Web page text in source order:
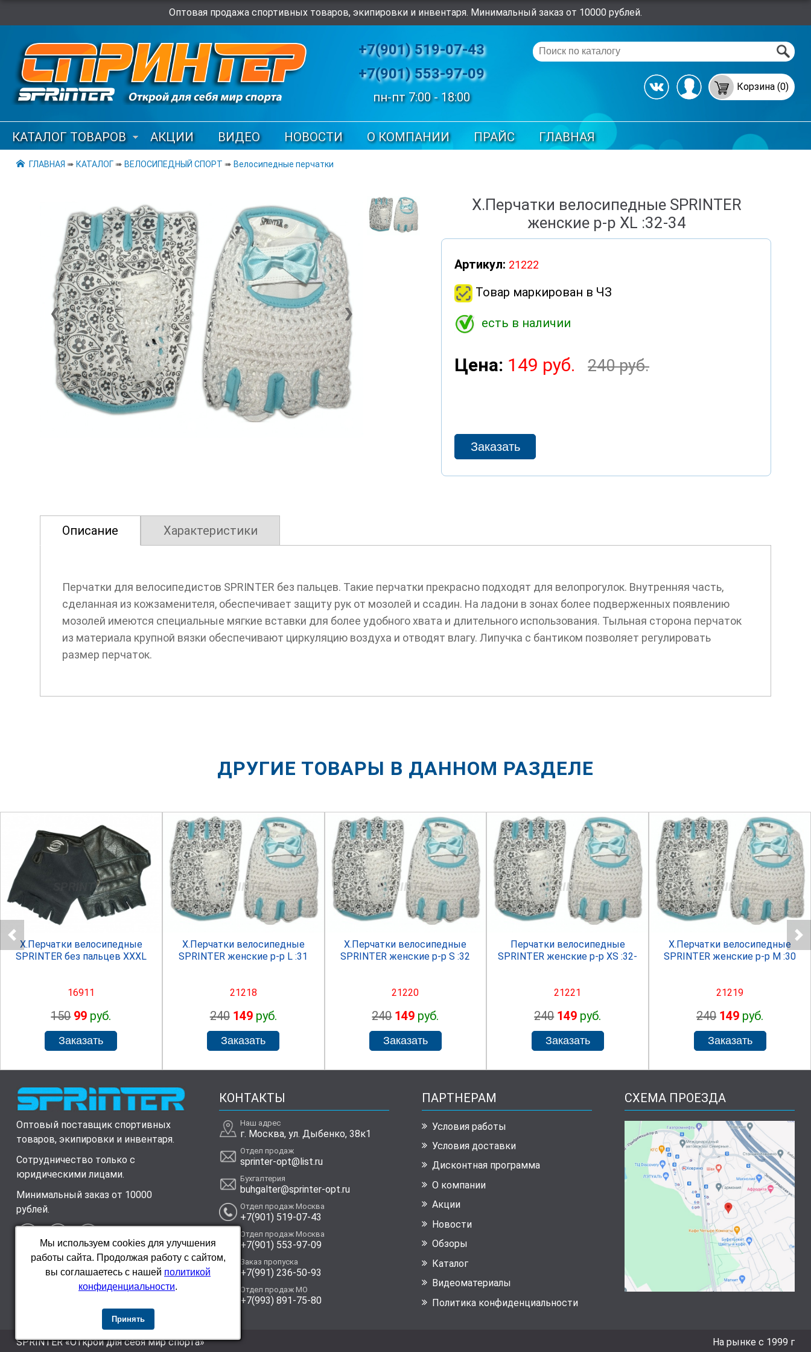
Мы используем cookies для улучшения
работы сайта. Продолжая работу с сайтом,
вы соглашаетесь с нашей политикой
конфиденциальности.
Принять
Оптовая продажа спортивных товаров, экипировки и инвентаря. Минимальный заказ от 10000 рублей.
+7(901) 519-07-43
+7(901) 553-97-09
пн-пт 7:00 - 18:00
Корзина (0)
КАТАЛОГ ТОВАРОВ АКЦИИ ВИДЕО НОВОСТИ О КОМПАНИИ ПРАЙС ГЛАВНАЯ
ГЛАВНАЯ ➠ КАТАЛОГ➠ ВЕЛОСИПЕДНЫЙ СПОРТ ➠ Велосипедные перчатки
❮ ❯
Х.Перчатки велосипедные SPRINTER
женские р-р ХL :32-34
Артикул: 21222
Товар маркирован в ЧЗ
есть в наличии
Цена: 149 руб. 240 руб.
Описание Характеристики
Перчатки для велосипедистов SPRINTER без пальцев. Такие перчатки прекрасно подходят для велопрогулок. Внутренняя часть,
сделанная из кожзаменителя, обеспечивает защиту рук от мозолей и ссадин. На ладони в зонах более подверженных появлению
мозолей имеются специальные мягкие вставки для более удобного хвата и длительного использования. Тыльная сторона перчаток
из материала крупной вязки обеспечивают циркуляцию воздуха и отводят влагу. Липучка с бантиком позволяет регулировать
размер перчаток.
ДРУГИЕ ТОВАРЫ В ДАННОМ РАЗДЕЛЕ
SPRINTER
Х.Перчатки велосипедные
SPRINTER без пальцев XXXL
16911
150 99 руб.
SPRINTER
Х.Перчатки велосипедные
SPRINTER женские р-р L :31
21218
240 149руб.
SPRINTER
Х.Перчатки велосипедные
SPRINTER женские р-р S :32
21220
240 149 руб.
SPRINTER
Перчатки велосипедные
SPRINTER женские р-р XS :32-
21221
240 149 руб.
SPRINTER
Х.Перчатки велосипедные
SPRINTER женские р-р М :30
21219
240 149 руб.
Оптовый поставщик спортивных
товаров, экипировки и инвентаря.
Сотрудничество только с
юридическими лицами.
Минимальный заказ от 10000
рублей.
КОНТАКТЫ
Наш адрес
г. Москва, ул. Дыбенко, 38к1
Отдел продаж
sprinter-opt@list.ru
Бухгалтерия
buhgalter@sprinter-opt.ru
Отдел продаж Москва
+7(901) 519-07-43
Отдел продаж Москва
+7(901) 553-97-09
Заказ пропуска
+7(991) 236-50-93
Отдел продаж МО
+7(993) 891-75-80
ПАРТНЕРАМ
Условия работы
Условия доставки
Дисконтная программа
О компании
Акции
Новости
Обзоры
Каталог
Видеоматериалы
Политика конфиденциальности
СХЕМА ПРОЕЗДА
SPRINTER «Открой для себя мир спорта» На рынке с 1999 г